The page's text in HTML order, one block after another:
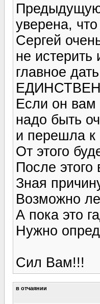
уверена,
Сергей
не истерить
главное
Если он вам
надо быть
и перешла к
От этого
После
Зная
Возможно
А пока это
Нужно
Сил Вам!!!
в отчаянии